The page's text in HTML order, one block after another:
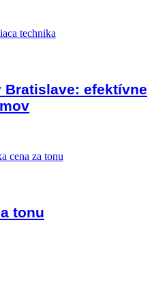
Bratislave: efektívne
tonu